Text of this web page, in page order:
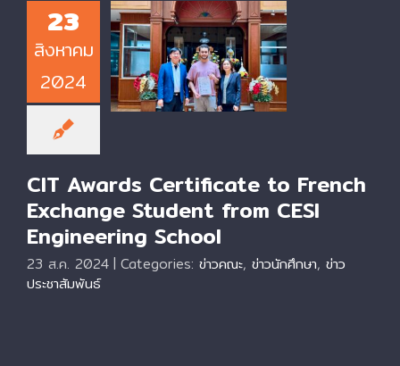
23
สิงหาคม
2024
CIT Awards
Certificate to
French Exchange
Student from CESI
Engineering School
CIT Awards Certificate to French
Exchange Student from CESI
Engineering School
23 ส.ค. 2024 | Categories: ข่าวคณะ, ข่าวนักศึกษา, ข่าว
ประชาสัมพันธ์